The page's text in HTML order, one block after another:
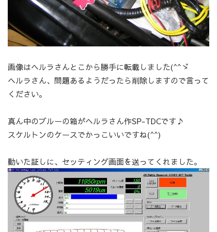
画像はヘルラさんとこから勝手に転載しました(^^ゞ
ヘルラさん、問題あるようだったら削除しますので言って
ください。
真ん中のブルーの箱がヘルラさん作SP-TDCです♪
スケルトンのケースでかっこいいですね(^^)
動いた証しに、セッティング画面を送ってくれました。